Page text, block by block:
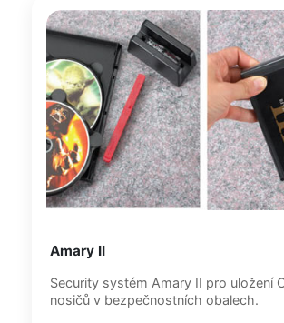
Amary II
Security systém Amary II pro uložení
nosičů v bezpečnostních obalech.